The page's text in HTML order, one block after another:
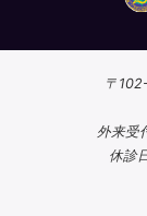
〒
外来受
休診